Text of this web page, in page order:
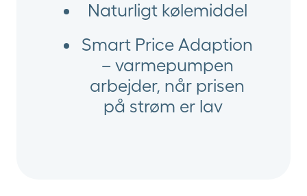
Naturligt kølemiddel
Smart Price Adaption
– varmepumpen
arbejder, når prisen
på strøm er lav